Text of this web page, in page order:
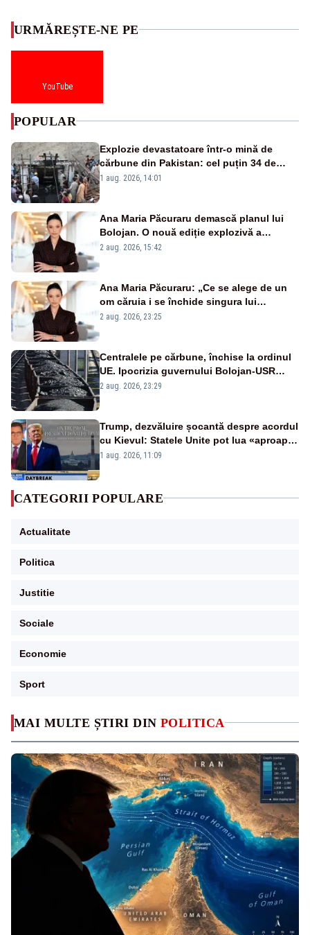
MAI MULTE ȘTIRI DIN POLITICA
URMĂREȘTE-NE PE
YouTube
POPULAR
Explozie devastatoare într-o mină de
cărbune din Pakistan: cel puțin 34 de
morți - VIDEO
1 aug. 2026, 14:01
Ana Maria Păcuraru demască planul lui
Bolojan. O nouă ediție explozivă a
emisiunii „Miza Zilei” la Realitatea PLUS
2 aug. 2026, 15:42
Ana Maria Păcuraru: „Ce se alege de un
om căruia i se închide singura lui
portiță?”
2 aug. 2026, 23:25
Centralele pe cărbune, închise la ordinul
UE. Ipocrizia guvernului Bolojan-USR
după starea de alertă
2 aug. 2026, 23:29
Trump, dezvăluire șocantă despre acordul
cu Kievul: Statele Unite pot lua «aproape
tot ce vor» din minele Ucrainei”
1 aug. 2026, 11:09
CATEGORII POPULARE
Actualitate
Politica
Justitie
Sociale
Economie
Sport